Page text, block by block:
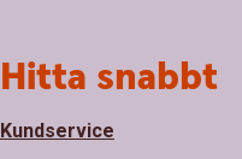
Hitta snabbt
Kundservice